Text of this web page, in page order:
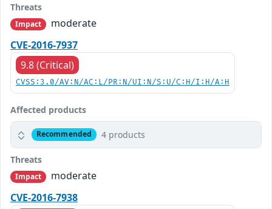
Threats
Impact
moderate
CVE-2016-7937
9.8 (Critical)
CVSS:3.0/AV:N/AC:L/PR:N/UI:N/S:U/C:H/I:H/A:H
Affected products
Recommended 4 products
Threats
Impact
moderate
CVE-2016-7938